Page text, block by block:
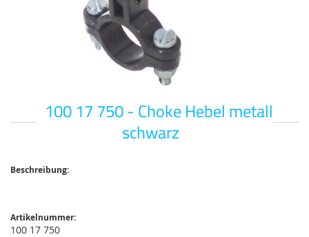
100 17 750 - Choke Hebel metall
schwarz
Anfang
Beschreibung:
Artikelnummer:
100 17 750